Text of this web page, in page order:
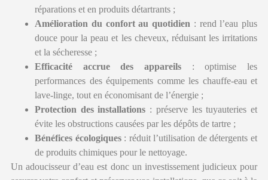
réparations et en produits détartrants ;
Amélioration du confort au quotidien : rend l’eau plus
douce pour la peau et les cheveux, réduisant les irritations
et la sécheresse ;
Efficacité accrue des appareils : optimise les
performances des équipements comme les chauffe-eau et
lave-linge, tout en économisant de l’énergie ;
Protection des installations : préserve les tuyauteries et
évite les obstructions causées par les dépôts de tartre ;
Bénéfices écologiques: réduit l’utilisation de détergents et
de produits chimiques pour le nettoyage.
Un adoucisseur d’eau est donc un investissement judicieux pour